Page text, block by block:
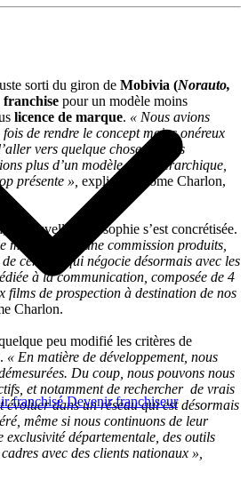
franchiséDevenir franchiseur
sorti du giron de Mobivia (Norauto,
franchise pour un modèle moins
licence de marque. « Nous avions
de rendre le concept moins onéreux
vers quelque chose de plus
plus d’un modèle trop hiérarchique,
présente », explique Jérôme Charlon,
la nouvelle philosophie s’est concrétisée.
mis en place une commission produits,
centres, qui négocie désormais avec les
à la communication, composée de 4
films de prospection à destination de nos
Charlon.
peu modifié les critères de
« En matière de développement, nous
Du coup, nous pouvons nous
et notamment de rechercher de vrais
évoluer dans un réseau qui est désormais
même si nous continuons de leur
exclusivité départementale, des outils
avec des clients nationaux »,